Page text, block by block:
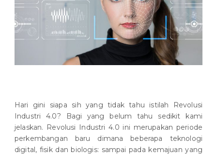
Hari gini siapa sih yang tidak tahu istilah Revolusi
Industri 4.0? Bagi yang belum tahu sedikit kami
jelaskan. Revolusi Industri 4.0 ini merupakan periode
perkembangan baru dimana beberapa teknologi
digital, fisik dan biologis: sampai pada kemajuan yang